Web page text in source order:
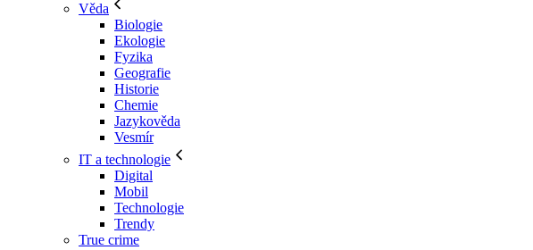
Věda
Biologie
Ekologie
Fyzika
Geografie
Historie
Chemie
Jazykověda
Vesmír
IT a technologie
Digital
Mobil
Technologie
Trendy
True crime